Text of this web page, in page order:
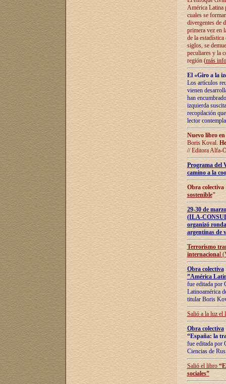
América Latina
cuales se
divergentes de
primera vez en
de la
siglos, se
peculiares y la
región (más
El «Giro a la
Los artículos
vienen
han
izquierda
recopilación
lector
Nuevo libro
Boris Koval.
// Editora Alfa-
Programa del
camino a la
Obra
sostenible"
29-30 de
(ILA-
organizó
argentinas de
Terrorismo
internacional
Obra colectiva
”América
fue editada por
Latinoamérica
titular Boris
Salió a la luz el
Obra colectiva
“España: la
fue editada por
Ciencias de
Salió el libro “
sociales”